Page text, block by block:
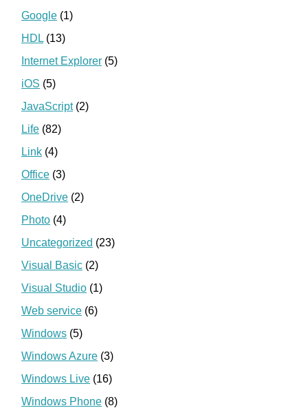
Google (1)
HDL (13)
Internet Explorer (5)
iOS (5)
JavaScript(2)
Life (82)
Link (4)
Office (3)
OneDrive (2)
Photo (4)
Uncategorized (23)
Visual Basic (2)
Visual Studio (1)
Web service (6)
Windows (5)
Windows Azure (3)
Windows Live (16)
Windows Phone (8)